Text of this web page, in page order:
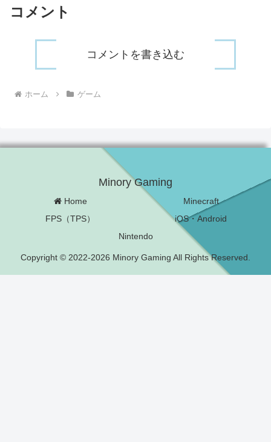
コメント
コメントを書き込む
ホーム ゲーム
Minory Gaming
Home
Minecraft
FPS（TPS）
iOS・Android
Nintendo
Copyright © 2022-2026 Minory Gaming All Rights Reserved.